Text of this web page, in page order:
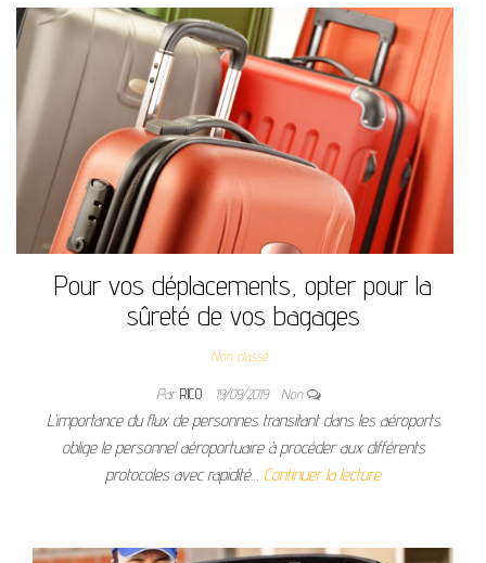
Pour vos déplacements, opter pour la
sûreté de vos bagages
Non classé
ParRICO 19/09/2019 Non
L’importance du flux de personnes transitant dans les aéroports
oblige le personnel aéroportuaire à procéder aux différents
protocoles avec rapidité… Continuer la lecture